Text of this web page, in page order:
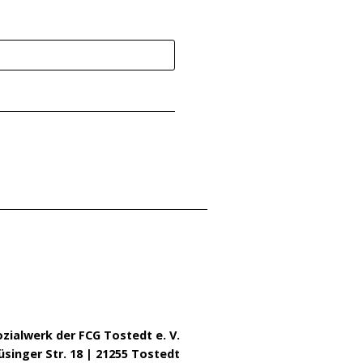
der FCG Tostedt e. V.
Str. 18 | 21255 Tostedt